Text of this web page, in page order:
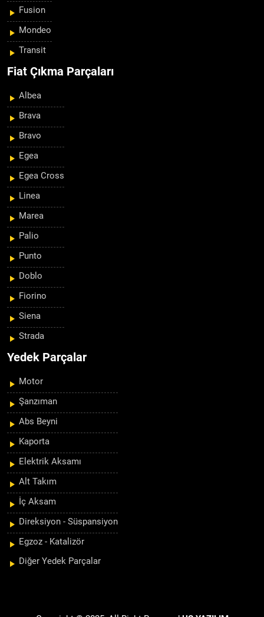
Fusion
Mondeo
Transit
Fiat Çıkma Parçaları
Albea
Brava
Bravo
Egea
Egea Cross
Linea
Marea
Palio
Punto
Doblo
Fiorino
Siena
Strada
Yedek Parçalar
Motor
Şanzıman
Abs Beyni
Kaporta
Elektrik Aksamı
Alt Takım
İç Aksam
Direksiyon - Süspansiyon
Egzoz - Katalizör
Diğer Yedek Parçalar